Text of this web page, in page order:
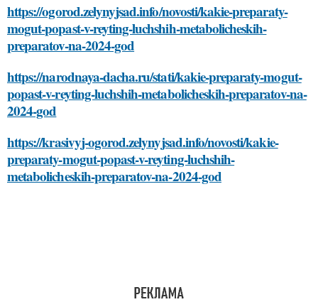
https://ogorod.zelynyjsad.info/novosti/kakie-preparaty-
mogut-popast-v-reyting-luchshih-metabolicheskih-
preparatov-na-2024-god
https://narodnaya-dacha.ru/stati/kakie-preparaty-mogut-
popast-v-reyting-luchshih-metabolicheskih-preparatov-na-
2024-god
https://krasivyj-ogorod.zelynyjsad.info/novosti/kakie-
preparaty-mogut-popast-v-reyting-luchshih-
metabolicheskih-preparatov-na-2024-god